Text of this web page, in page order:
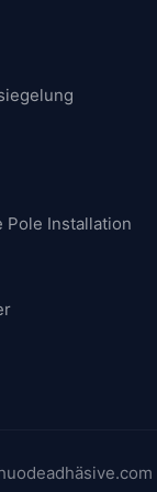
Pole Installation
|